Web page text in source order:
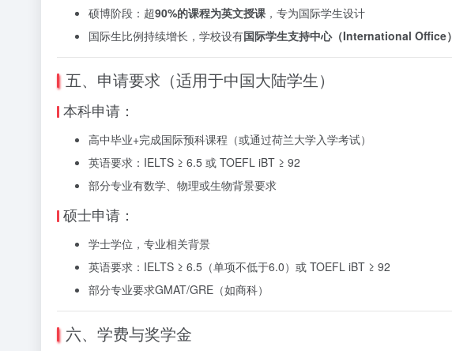
硕博阶段：超90%的课程为英文授课 ，专为国际学生设计
国际生比例持续增长，学校设有国际学生支持中心（International Office）
五、申请要求（适用于中国大陆学生）
本科申请：
高中毕业+完成国际预科课程（或通过荷兰大学入学考试）
英语要求：IELTS ≥ 6.5 或 TOEFL iBT ≥ 92
部分专业有数学、物理或生物背景要求
硕士申请：
学士学位，专业相关背景
英语要求：IELTS ≥ 6.5（单项不低于6.0）或 TOEFL iBT ≥ 92
部分专业要求GMAT/GRE（如商科）
六、学费与奖学金